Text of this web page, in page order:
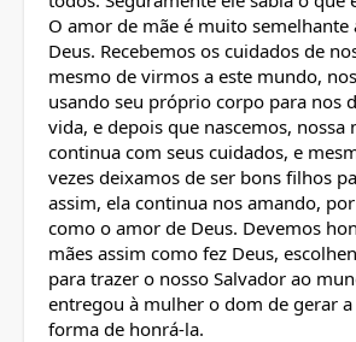
O amor de mãe é muito semelhante
Deus. Recebemos os cuidados de
mesmo de virmos a este mundo,
usando seu próprio corpo para nos
vida, e depois que nascemos, nossa
continua com seus cuidados, e
vezes deixamos de ser bons filhos
assim, ela continua nos amando,
como o amor de Deus. Devemos
mães assim como fez Deus,
para trazer o nosso Salvador ao
entregou à mulher o dom de gerar
forma de honrá-la.